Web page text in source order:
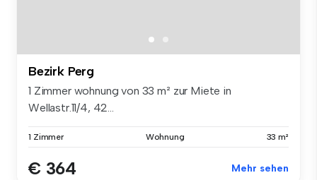
Bezirk Perg
1 Zimmer wohnung von 33 m² zur Miete in
Wellastr.11/4, 42...
1 Zimmer Wohnung 33 m²
€ 364 Mehr sehen